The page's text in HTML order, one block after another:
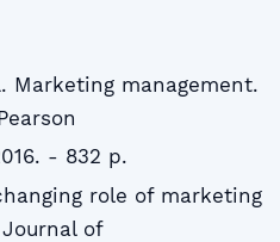
Marketing management.
- 832 p.
role of marketing
of